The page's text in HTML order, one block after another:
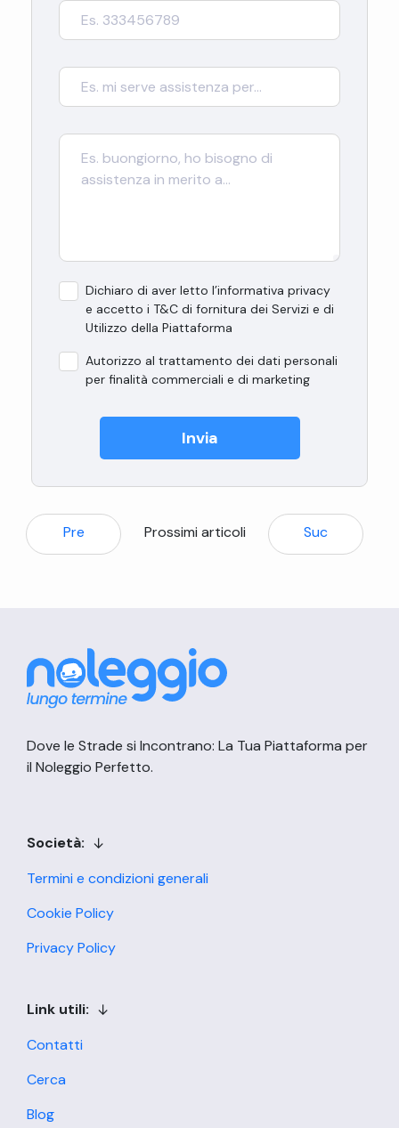
Dichiaro di aver letto l’informativa privacy
e accetto i T&C di fornitura dei Servizi e di
Utilizzo della Piattaforma
Autorizzo al trattamento dei dati personali
per finalità commerciali e di marketing
Invia
Pre Prossimi articoli Suc
Dove le Strade si Incontrano: La Tua Piattaforma per
il Noleggio Perfetto.
Società:
Termini e condizioni generali
Cookie Policy
Privacy Policy
Link utili:
Contatti
Cerca
Blog